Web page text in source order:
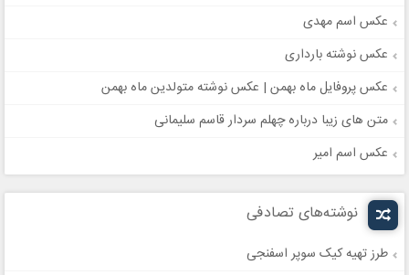
عکس اسم مهدی
عکس نوشته بارداری
عکس پروفایل ماه بهمن | عکس نوشته متولدین ماه بهمن
متن های زیبا درباره چهلم سردار قاسم سلیمانی
عکس اسم امیر
نوشته‌های تصادفی
طرز تهیه کیک سوپر اسفنجی